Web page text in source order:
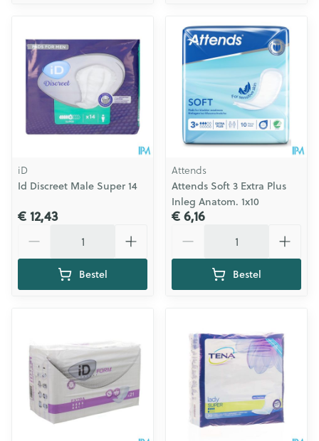
iD
Id Discreet Male Super 14
€ 12,43
Bestel
Attends
Attends Soft 3 Extra Plus
Inleg Anatom. 1x10
€ 6,16
Bestel